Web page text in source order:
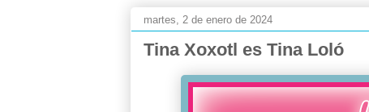
martes, 2 de enero de 2024
Tina Xoxotl es Tina Loló